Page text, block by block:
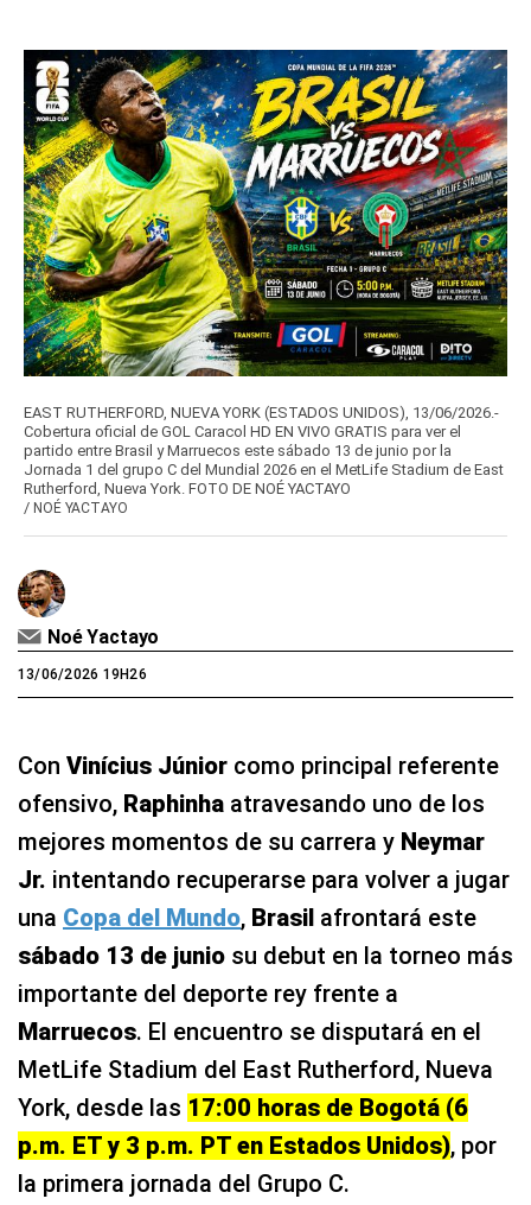
EAST RUTHERFORD, NUEVA YORK (ESTADOS UNIDOS), 13/06/2026.-
Cobertura oficial de GOL Caracol HD EN VIVO GRATIS para ver el
partido entre Brasil y Marruecos este sábado 13 de junio por la
Jornada 1 del grupo C del Mundial 2026 en el MetLife Stadium de East
Rutherford, Nueva York. FOTO DE NOÉ YACTAYO
/ NOÉ YACTAYO
Noé Yactayo
13/06/2026 19H26
Con Vinícius Júnior como principal referente
ofensivo, Raphinha atravesando uno de los
mejores momentos de su carrera y Neymar
Jr. intentando recuperarse para volver a jugar
una Copa del Mundo, Brasil afrontará este
sábado 13 de junio su debut en la torneo más
importante del deporte rey frente a
Marruecos. El encuentro se disputará en el
MetLife Stadium del East Rutherford, Nueva
York, desde las 17:00 horas de Bogotá (6
p.m. ET y 3 p.m. PT en Estados Unidos), por
la primera jornada del Grupo C.